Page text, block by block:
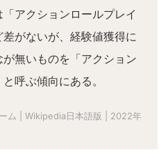
アクションロールプレイ
がないが、経験値獲得に
無いものを「アクション
呼ぶ傾向にある。
ム | Wikipedia日本語版 | 2022年